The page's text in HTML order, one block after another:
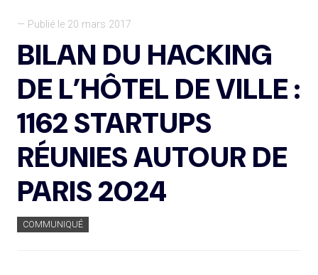
— Publié le 20 mars 2017
BILAN DU HACKING
DE L’HÔTEL DE VILLE :
1162 STARTUPS
RÉUNIES AUTOUR DE
PARIS 2024
COMMUNIQUÉ